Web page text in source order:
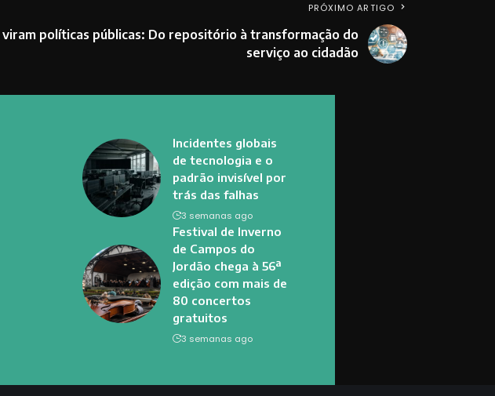
PRÓXIMO ARTIGO
viram políticas públicas: Do repositório à transformação do
serviço ao cidadão
Incidentes globais
de tecnologia e o
padrão invisível por
trás das falhas
3 semanas ago
Festival de Inverno
de Campos do
Jordão chega à 56ª
edição com mais de
80 concertos
gratuitos
3 semanas ago